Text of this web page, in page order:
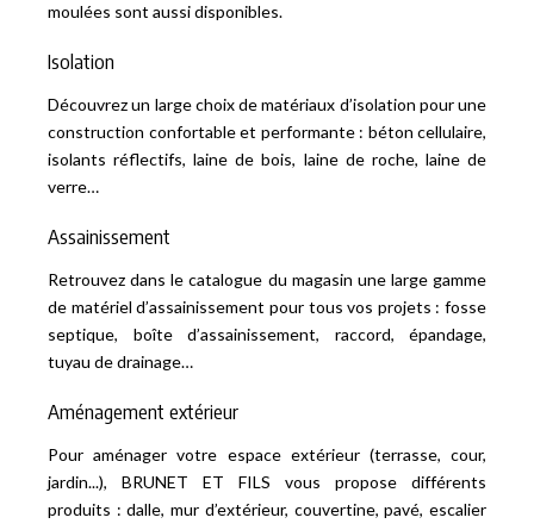
moulées sont aussi disponibles.
Isolation
Découvrez un large choix de matériaux d’isolation pour une
construction confortable et performante : béton cellulaire,
isolants réflectifs, laine de bois, laine de roche, laine de
verre…
Assainissement
Retrouvez dans le catalogue du magasin une large gamme
de matériel d’assainissement pour tous vos projets : fosse
septique, boîte d’assainissement, raccord, épandage,
tuyau de drainage…
Aménagement extérieur
Pour aménager votre espace extérieur (terrasse, cour,
jardin...), BRUNET ET FILS vous propose différents
produits : dalle, mur d’extérieur, couvertine, pavé, escalier